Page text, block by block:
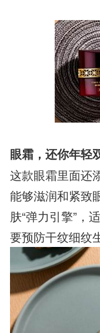
眼霜，还你年轻
这款眼霜里面还
能够滋润和紧致
肤“弹力引擎”，
要预防干纹细纹